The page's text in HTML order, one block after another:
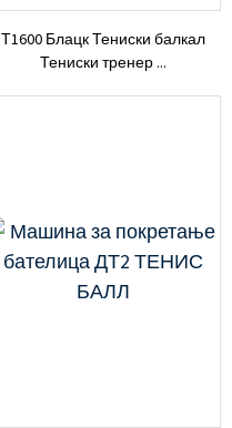
Т1600 Блацк Тениски балкал
Тениски тренер ...